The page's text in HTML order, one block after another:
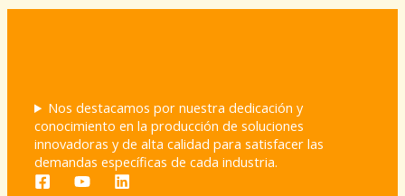
Nos destacamos por nuestra dedicación y
conocimiento en la producción de soluciones
innovadoras y de alta calidad para satisfacer las
demandas específicas de cada industria.